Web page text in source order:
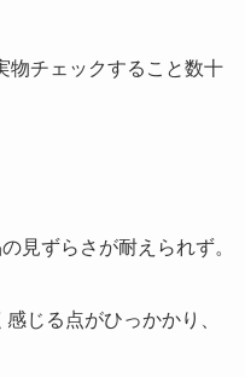
物チェックすること数十
見ずらさが耐えられず。
じる点がひっかかり、